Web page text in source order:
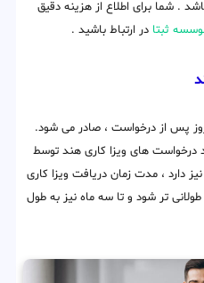
متغییر میباشد . شما برای اطلاع از هزینه دقیق
ثبتا در ارتباط باشید .
ویزا کاری هند تقریبا 60 روز پس از درخواست ، صادر می شود.
درخواست های ویزا کاری هند توسط
دارد ، مدت زمان دریافت ویزا کاری
تر شود و تا سه ماه نیز به طول